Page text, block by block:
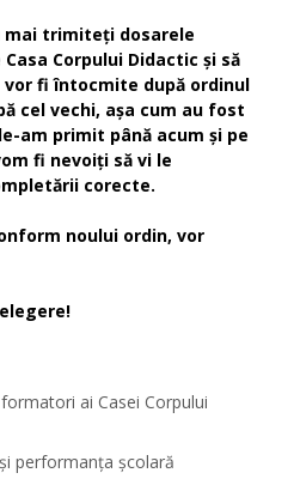
mai trimiteți dosarele
Corpului Didactic și să
fi întocmite după ordinul
cel vechi, așa cum au fost
am primit până acum și pe
fi nevoiți să vi le
corecte.
noului ordin, vor
ai Casei Corpului
performanța școlară